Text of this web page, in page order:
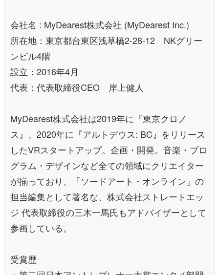
会社名 : MyDearest株式会社 (MyDearest Inc.)
所在地：東京都台東区浅草橋2-28-12 NKグリー
ンビル4階
設立：2016年4月
代表：代表取締役CEO 岸上健人
MyDearest株式会社は2019年に『東京クロノ
ス』、2020年に『アルトデウス: BC』をリリース
したVRスタートアップ。企画・開発。音楽・プロ
グラム・デザインなど全ての領域にクリエイター
が揃っており、「ソードアート・オンライン」の
担当編集として著名な、株式会社ストレートエッ
ジ 代表取締役の三木一馬氏もアドバイザーとして
参画している。
受賞歴